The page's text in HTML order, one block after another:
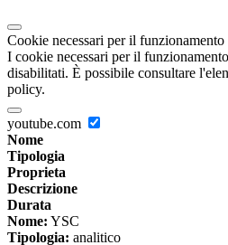
Cookie necessari per il funzionamento
I cookie necessari per il
disabilitati. È possibile consultare
policy.
youtube.com
Nome
Tipologia
Proprieta
Descrizione
Durata
Nome: YSC
Tipologia: analitico